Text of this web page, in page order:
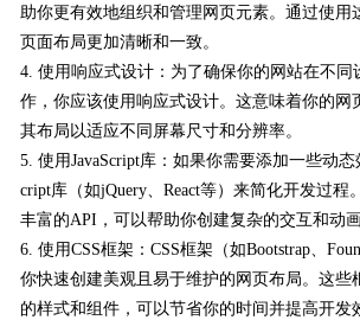
助你更有效地组织和管理网页元素。通过使用
页面布局更加清晰和一致。
4. 使用响应式设计：为了确保你的网站在不同
作，你应该使用响应式设计。这意味着你的网
其布局以适应不同屏幕尺寸和分辨率。
5. 使用JavaScript库：如果你需要添加一些动态
cript库（如jQuery、React等）来简化开发过程
丰富的API，可以帮助你创建复杂的交互和动画
6. 使用CSS框架：CSS框架（如Bootstrap、
你快速创建美观且易于维护的网页布局。这些
的样式和组件，可以节省你的时间并提高开发